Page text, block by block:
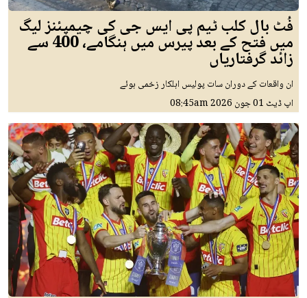
فُٹ بال کلب ٹیم پی ایس جی کی چیمپئنز لیگ
میں فتح کے بعد پیرس میں ہنگامے، 400 سے
زائد گرفتاریاں
ان واقعات کے دوران سات پولیس اہلکار زخمی ہوئے
اپ ڈیٹ 01 جون 2026 08:45am